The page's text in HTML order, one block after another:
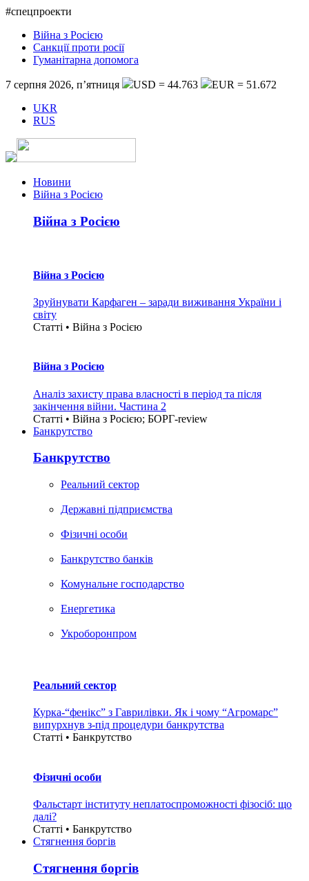
#спецпроекти
Війна з Росією
Санкції проти росії
Гуманітарна допомога
7 серпня 2026, п’ятниця USD = 44.763
EUR = 51.672
UKR
RUS
Новини
Війна з Росією
Війна з Росією
Війна з Росією
Зруйнувати Карфаген – заради виживання України і
світу
Статті • Війна з Росією
Війна з Росією
Аналіз захисту права власності в період та після
закінчення війни. Частина 2
Статті • Війна з Росією; БОРГ-review
Банкрутство
Банкрутство
Реальний сектор
Державні підприємства
Фізичні особи
Банкрутство банків
Комунальне господарство
Енергетика
Укроборонпром
Реальний сектор
Курка-“фенікс” з Гаврилівки. Як і чому “Агромарс”
випурхнув з-під процедури банкрутства
Статті • Банкрутство
Фізичні особи
Фальстарт інституту неплатоспроможності фізосіб: що
далі?
Статті • Банкрутство
Стягнення боргiв
Стягнення боргiв